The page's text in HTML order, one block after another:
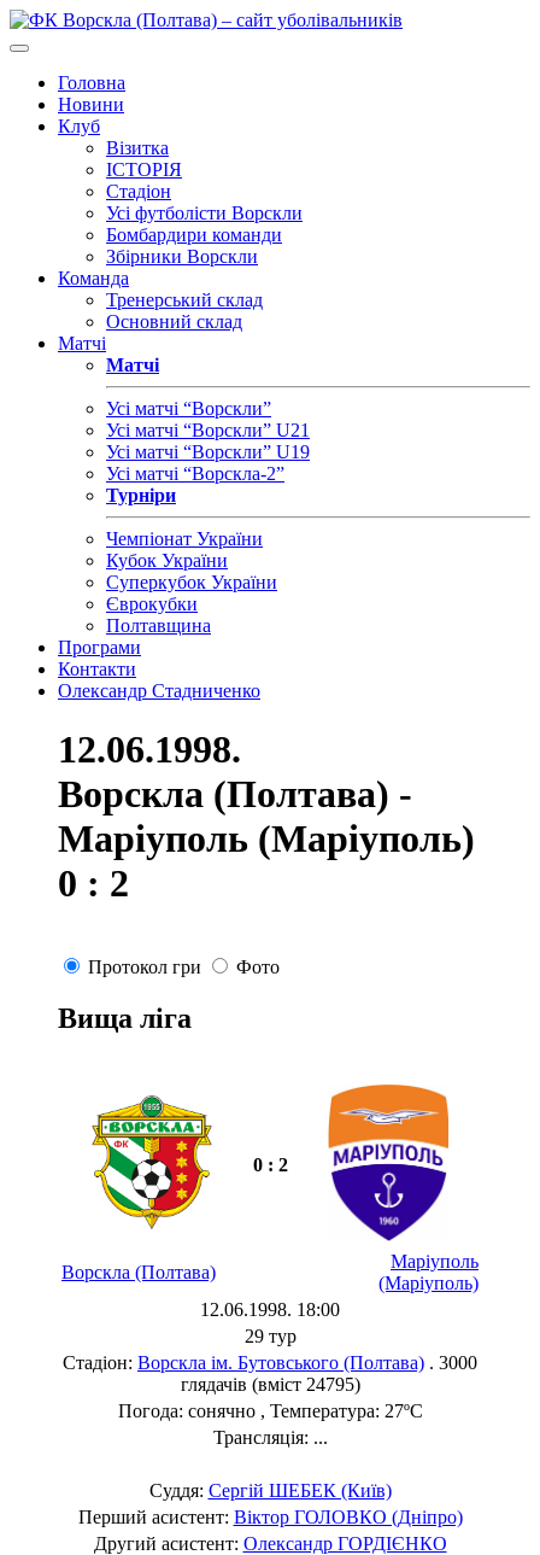
Головна
Новини
Клуб
Візитка
ІСТОРІЯ
Стадіон
Усі футболісти Ворскли
Бомбардири команди
Збірники Ворскли
Команда
Тренерський склад
Основний склад
Матчі
Матчі
Усі матчі “Ворскли”
Усі матчі “Ворскли” U21
Усі матчі “Ворскли” U19
Усі матчі “Ворскла-2”
Турніри
Чемпіонат України
Кубок України
Суперкубок України
Єврокубки
Полтавщина
Програми
Контакти
Олександр Стадниченко
12.06.1998.
Ворскла (Полтава) -
Маріуполь (Маріуполь)
0 : 2
Протокол гри Фото
Вища ліга
0 : 2
Ворскла (Полтава)
Маріуполь
(Маріуполь)
12.06.1998. 18:00
29 тур
Стадіон: Ворскла ім. Бутовського (Полтава) . 3000
глядачів (вміст 24795)
Погода: сонячно , Температура: 27ºC
Трансляція: ...
Суддя: Сергій ШЕБЕК (Київ)
Перший асистент: Віктор ГОЛОВКО (Дніпро)
Другий асистент: Олександр ГОРДІЄНКО